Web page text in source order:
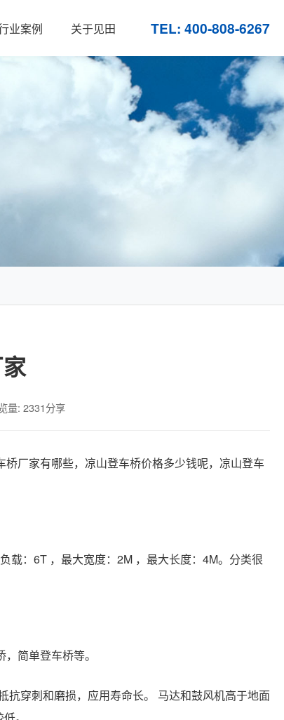
业案例 关于见田 TEL: 400-808-6267
量: 2331分享
厂家有哪些，凉山登车桥价格多少钱呢，凉山登车
载：6T ，最大宽度：2M ，最大长度：4M。分类很
简单登车桥等。
穿刺和磨损，应用寿命长。 马达和鼓风机高于地面